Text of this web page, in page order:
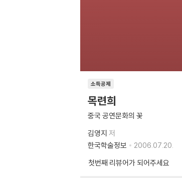
소득공제
목련희
중국 공연문화의 꽃
김영지 저
한국학술정보
2006.07.20.
첫번째 리뷰어가 되어주세요